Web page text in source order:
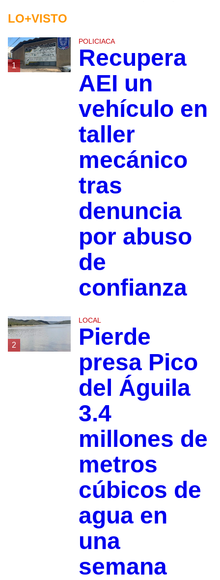
LO+VISTO
1
POLICIACA
Recupera
AEI un
vehículo en
taller
mecánico
tras
denuncia
por abuso
de
confianza
2
LOCAL
Pierde
presa Pico
del Águila
3.4
millones de
metros
cúbicos de
agua en
una
semana